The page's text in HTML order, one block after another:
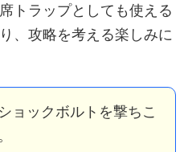
トラップとしても使える
、攻略を考える楽しみに
ョックボルトを撃ちこ